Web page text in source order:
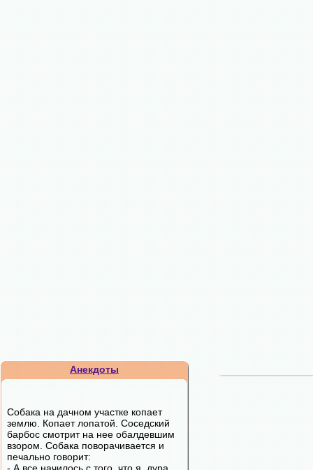
Анекдоты
Собака на дачном участке копает
землю. Копает лопатой. Соседский
барбос смотрит на нее обалдевшим
взором. Собака поворачивается и
печально говорит: